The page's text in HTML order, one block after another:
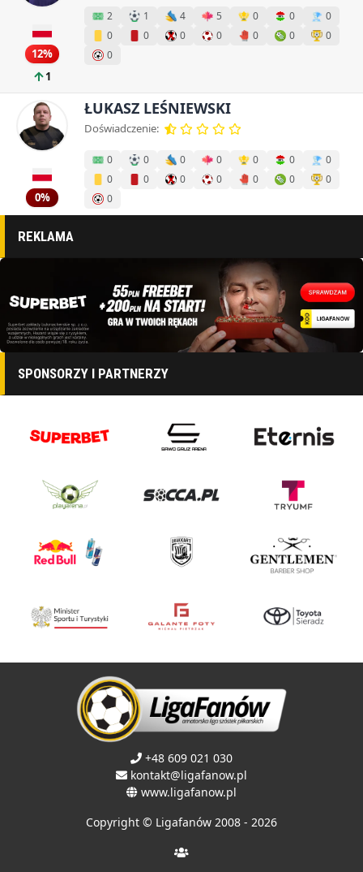
12%
1
2 1 4 5 0 0
0
0
0 0 0 0 0
0
0
0%
ŁUKASZ LEŚNIEWSKI
Doświadczenie:
0 0 0 0 0 0
0
0
0 0 0 0 0
0
0
REKLAMA
SPONSORZY I PARTNERZY
+48 609 021 030
kontakt@ligafanow.pl
www.ligafanow.pl
Copyright © Ligafanów 2008 - 2026